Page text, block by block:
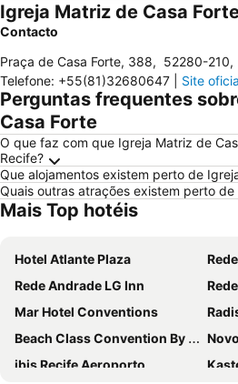
Igreja Matriz de Casa
Contacto
Praça de Casa Forte, 388, 52280-210,
Telefone: +55(81)32680647 Site
Perguntas frequentes
Casa Forte
O que faz com que Igreja Matriz de
Recife?
Que alojamentos existem perto de
Quais outras atrações existem perto
Mais Top hotéis
Hotel Atlante Plaza
Rede Andrade LG Inn
Mar Hotel Conventions
Beach Class Convention By Mai
ibis Recife Aeroporto